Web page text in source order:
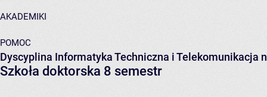
AKADEMIKI
POMOC
Dyscyplina Informatyka Techniczna i Telekomunikacja
Szkoła doktorska 8 semestr